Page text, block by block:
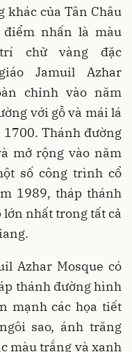
của Tân Châu
nhấn là màu
chữ vàng đặc
Jamuil Azhar
chỉnh vào năm
với gỗ và mái lá
Thánh đường
mở rộng vào năm
số công trình cổ
1989, tháp thánh
nhất trong tất cả
Azhar Mosque có
thánh đường hình
mạnh các họa tiết
sao, ánh trăng
màu trắng và xanh